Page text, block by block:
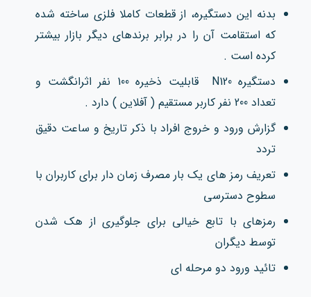
بدنه این دستگیره، از قطعات کاملا فلزی ساخته شده
که استقامت آن را در برابر برندهای دیگر بازار بیشتر
کرده است .
دستگیره N120 قابلیت ذخیره 100 نفر اثرانگشت و
تعداد 200 نفر کاربر مستقیم ( آفلاین ) دارد .
گزارش ورود و خروج افراد با ذکر تاریخ و ساعت دقیق
تردد
تعریف رمز های یک بار مصرف زمان دار برای کاربران با
سطوح دسترسی
رمزهای با تابع خیالی برای جلوگیری از هک شدن
توسط دیگران
تائید ورود دو مرحله ای